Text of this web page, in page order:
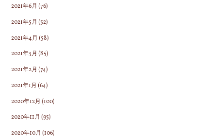
2021年6月 (76)
2021年5月 (52)
2021年4月 (58)
2021年3月 (85)
2021年2月 (74)
2021年1月 (64)
2020年12月 (100)
2020年11月 (95)
2020年10月 (106)